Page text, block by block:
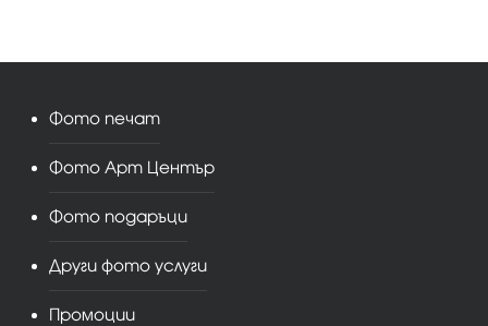
Фото печат
Фото Арт Център
Фото подаръци
Други фото услуги
Промоции